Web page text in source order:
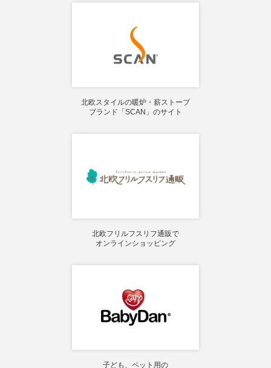
北欧スタイルの暖炉・薪ストーブ
ブランド「SCAN」のサイト
北欧フリルフスリフ通販で
オンラインショッピング
子ども、ペット用の